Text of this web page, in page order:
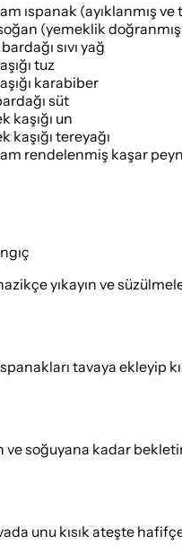
ıspanak (ayıklanmış
(yemeklik
sıvı yağ
tuz
karabiber
süt
kaşığı un
kaşığı tereyağı
rendelenmiş kaşar
yıkayın ve
tavaya ekleyip
ve soğuyana kadar
unu kısık ateşte